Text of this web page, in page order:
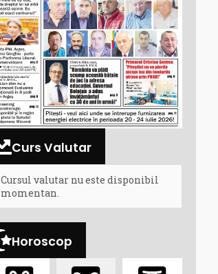
Curs Valutar
Cursul valutar nu este disponibil
momentan.
Horoscop